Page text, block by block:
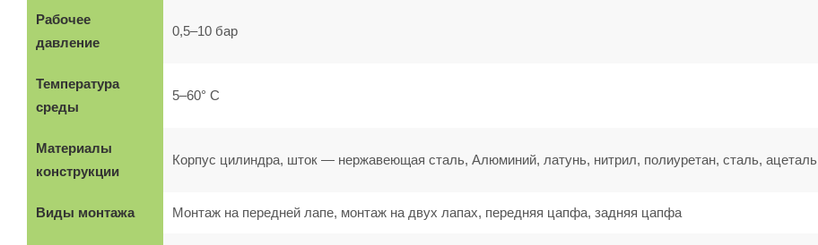
Рабочее
давление
0,5–10 бар
Температура
среды
5–60° C
Материалы
конструкции
Корпус цилиндра, шток — нержавеющая сталь, Алюминий, латунь, нитрил, полиуретан, сталь, ацеталь
Виды монтажа Монтаж на передней лапе, монтаж на двух лапах, передняя цапфа, задняя цапфа